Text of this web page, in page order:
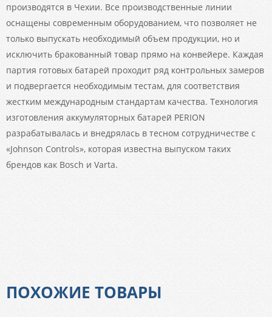
производятся в Чехии. Все производственные линии
оснащены современным оборудованием, что позволяет не
только выпускать необходимый объем продукции, но и
исключить бракованный товар прямо на конвейере. Каждая
партия готовых батарей проходит ряд контрольных замеров
и подвергается необходимым тестам, для соответствия
жестким международным стандартам качества. Технология
изготовления аккумуляторных батарей PERION
разрабатывалась и внедрялась в тесном сотрудничестве с
«Johnson Controls», которая известна выпуском таких
брендов как Bosch и Varta.
ПОХОЖИЕ ТОВАРЫ